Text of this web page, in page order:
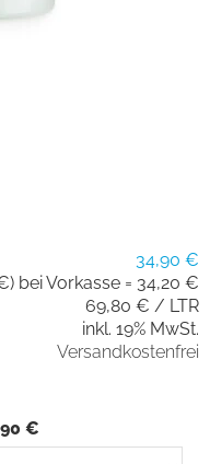
34,90 €
bei Vorkasse = 34,20 €
69,80 € / LTR
inkl. 19% MwSt.
Versandkostenfrei
€